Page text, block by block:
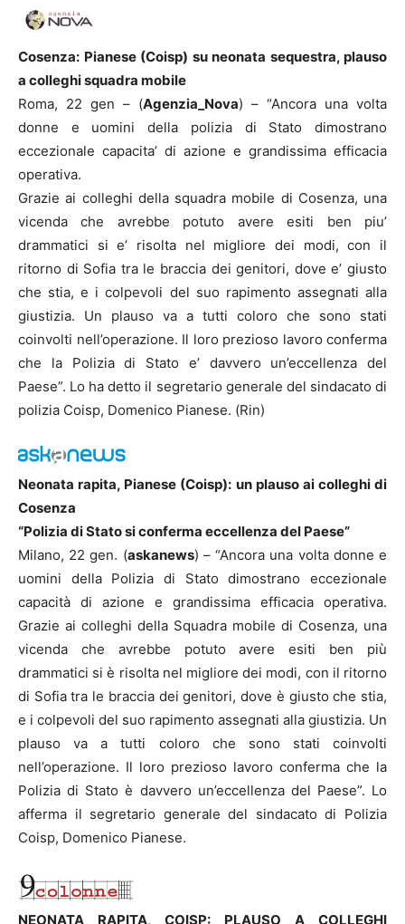
Cosenza: Pianese (Coisp) su neonata sequestra, plauso
a colleghi squadra mobile
Roma, 22 gen – (Agenzia_Nova) – “Ancora una volta
donne e uomini della polizia di Stato dimostrano
eccezionale capacita’ di azione e grandissima efficacia
operativa.
Grazie ai colleghi della squadra mobile di Cosenza, una
vicenda che avrebbe potuto avere esiti ben piu’
drammatici si e’ risolta nel migliore dei modi, con il
ritorno di Sofia tra le braccia dei genitori, dove e’ giusto
che stia, e i colpevoli del suo rapimento assegnati alla
giustizia. Un plauso va a tutti coloro che sono stati
coinvolti nell’operazione. Il loro prezioso lavoro conferma
che la Polizia di Stato e’ davvero un’eccellenza del
Paese”. Lo ha detto il segretario generale del sindacato di
polizia Coisp, Domenico Pianese. (Rin)
Neonata rapita, Pianese (Coisp): un plauso ai colleghi di
Cosenza
“Polizia di Stato si conferma eccellenza del Paese”
Milano, 22 gen. (askanews) – “Ancora una volta donne e
uomini della Polizia di Stato dimostrano eccezionale
capacità di azione e grandissima efficacia operativa.
Grazie ai colleghi della Squadra mobile di Cosenza, una
vicenda che avrebbe potuto avere esiti ben più
drammatici si è risolta nel migliore dei modi, con il ritorno
di Sofia tra le braccia dei genitori, dove è giusto che stia,
e i colpevoli del suo rapimento assegnati alla giustizia. Un
plauso va a tutti coloro che sono stati coinvolti
nell’operazione. Il loro prezioso lavoro conferma che la
Polizia di Stato è davvero un’eccellenza del Paese”. Lo
afferma il segretario generale del sindacato di Polizia
Coisp, Domenico Pianese.
NEONATA RAPITA, COISP: PLAUSO A COLLEGHI